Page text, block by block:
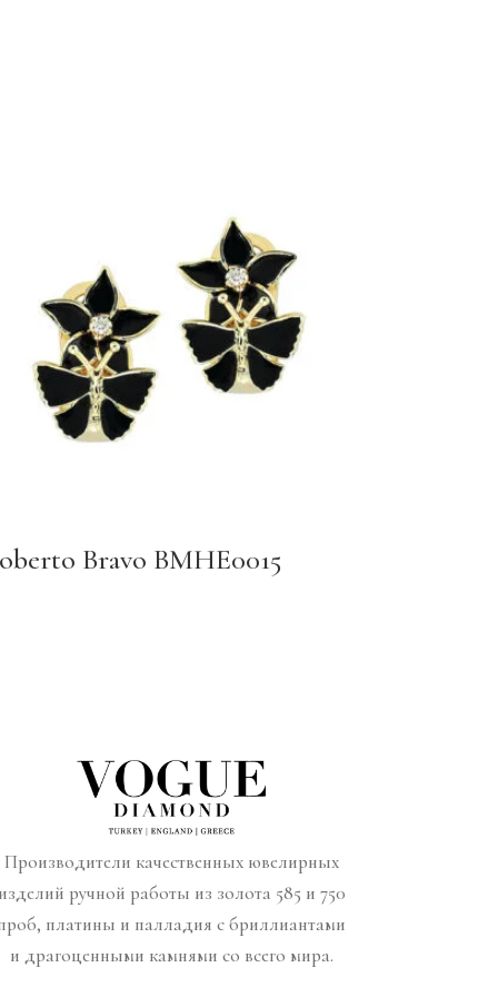
Bravo BMHE0015
Производители качественных ювелирных
изделий ручной работы из золота 585 и 750
платины и палладия с бриллиантами
и драгоценными камнями со всего мира.